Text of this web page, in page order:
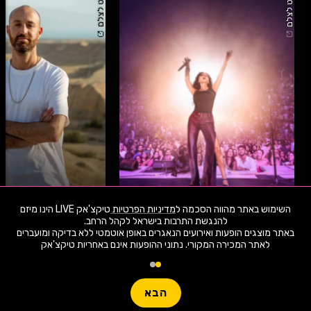
השימוש באתר מהווה הסכמה למדיניות הפרטיות
טיקצ'אק LIVE הינו מיזם
באתר מוצגים הופעות ואירועים הנאגרים באופן אוטמטי ללא בדיקה ומועברים
לאתר המכירה המקורי. נתוני ההופעות אינם באחריות טיקצ'אק
הבא
חפשו הופעה
08.8.26 שבת 21:00
07.8.26 שישי
הירושלמית ומקהלת
זאפה אמפי שוני
מתי ואיפה בקטגורית הופעות חיות באזור חיפה?